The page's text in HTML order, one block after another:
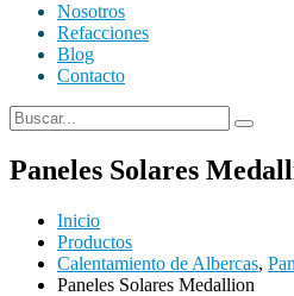
Nosotros
Refacciones
Blog
Contacto
Paneles Solares
Inicio
Productos
Calentamiento de Albercas,
Paneles Solares Medallion